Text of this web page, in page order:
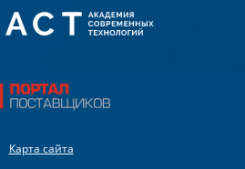
Карта сайта